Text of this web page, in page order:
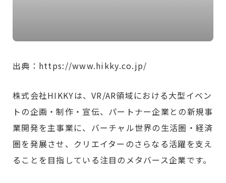
出典：https://www.hikky.co.jp/
株式会社HIKKYは、VR/AR領域における⼤型イベン
トの企画・制作・宣伝、パートナー企業との新規事
業開発を主事業に、バーチャル世界の⽣活圏・経済
圏を発展させ、クリエイターのさらなる活躍を⽀え
ることを目指している注目のメタバース企業です。